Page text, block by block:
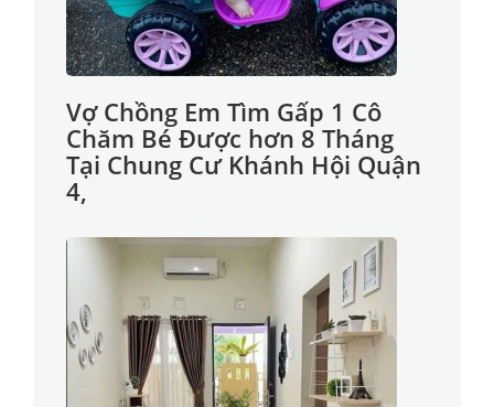
Vợ Chồng Em Tìm Gấp 1 Cô
Chăm Bé Được hơn 8 Tháng
Tại Chung Cư Khánh Hội Quận
4,